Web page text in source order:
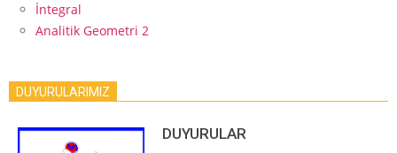
İntegral
Analitik Geometri 2
DUYURULARIMIZ
DUYURULAR